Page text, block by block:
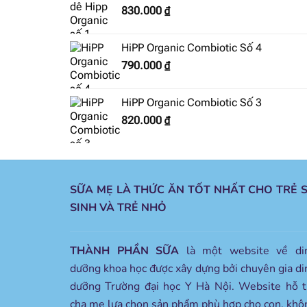
830.000 ₫
HiPP Organic Combiotic Số 4
790.000 ₫
HiPP Organic Combiotic Số 3
820.000 ₫
SỮA MẸ LÀ THỨC ĂN TỐT NHẤT CHO TRẺ
SINH VÀ TRẺ NHỎ
THÀNH PHẦN SỮA là một website về
dưỡng khoa học được xây dựng bởi chuyên gia
dưỡng Trường đại học Y Hà Nội. Website hỗ